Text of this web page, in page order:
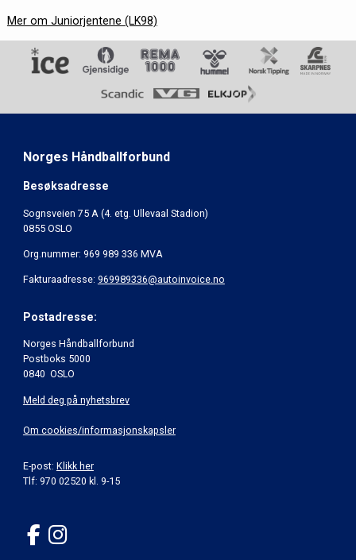
Mer om Juniorjentene (LK98)
Norges Håndballforbund
Besøksadresse
Sognsveien 75 A (4. etg. Ullevaal Stadion)
0855 OSLO
Org.nummer: 969 989 336 MVA
Fakturaadresse: 969989336@autoinvoice.no
Postadresse:
Norges Håndballforbund
Postboks 5000
0840 OSLO
Meld deg på nyhetsbrev
Om cookies/informasjonskapsler
E-post: Klikk her
Tlf: 970 02520 kl. 9-15